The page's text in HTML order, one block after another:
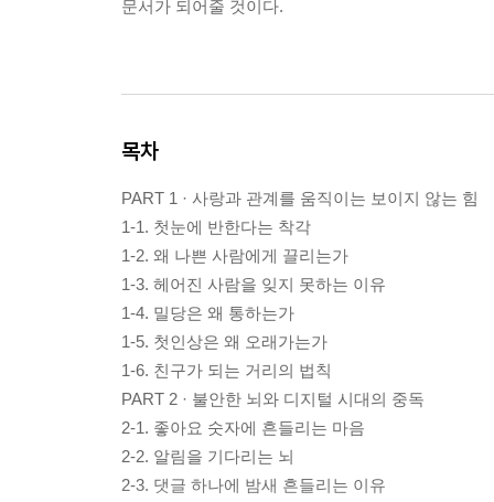
문서가 되어줄 것이다.
목차
PART 1 · 사랑과 관계를 움직이는 보이지 않는 힘
1-1. 첫눈에 반한다는 착각
1-2. 왜 나쁜 사람에게 끌리는가
1-3. 헤어진 사람을 잊지 못하는 이유
1-4. 밀당은 왜 통하는가
1-5. 첫인상은 왜 오래가는가
1-6. 친구가 되는 거리의 법칙
PART 2 · 불안한 뇌와 디지털 시대의 중독
2-1. 좋아요 숫자에 흔들리는 마음
2-2. 알림을 기다리는 뇌
2-3. 댓글 하나에 밤새 흔들리는 이유